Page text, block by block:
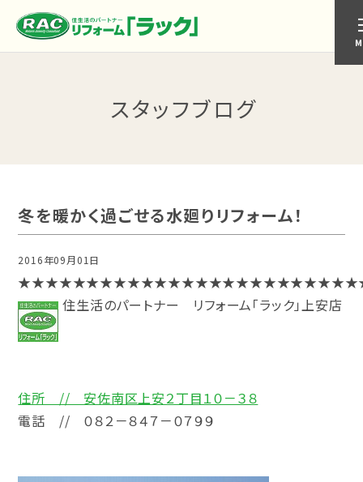
スタッフブログ
冬を暖かく過ごせる水廻りリフォーム！
2016年09月01日
住生活のパートナー リフォーム「ラック」上安店
住所 // 安佐南区上安２丁目１０－３８
電話 // ０８２－８４７－０７９９